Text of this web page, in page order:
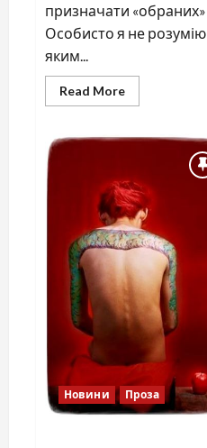
призначати
Особисто я не розумію
яким...
Read MoreRead
more
черкаського
журналіста
Новини Проза